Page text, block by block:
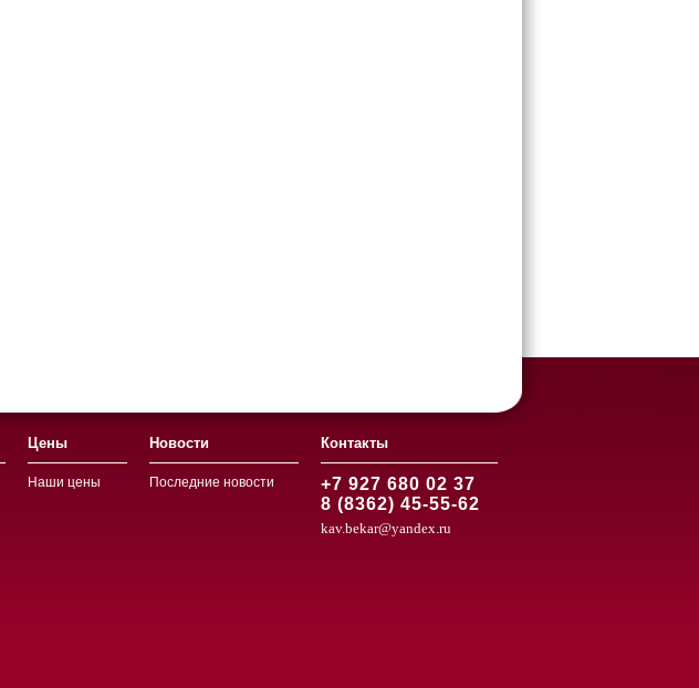
Цены
Наши цены
Новости
Последние новости
Контакты
+7 927 680 02 37
8 (8362) 45-55-62
kav.bekar@yandex.ru